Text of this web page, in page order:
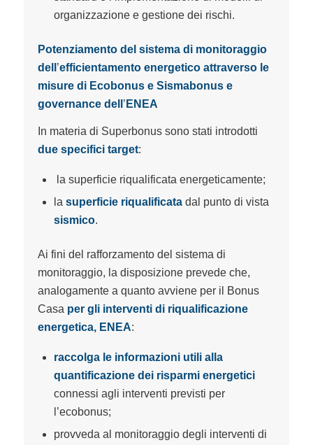
organizzazione e gestione dei rischi.
Potenziamento del sistema di monitoraggio
dell ’efficientamento energetico attraverso le
misure di Ecobonus e Sismabonus e
governance dell ’ ENEA
In materia di Superbonus sono stati introdotti
due specifici target:
la superficie riqualificata energeticamente;
la superficie riqualificata dal punto di vista
sismico.
Ai fini del rafforzamento del sistema di
monitoraggio, la disposizione prevede che,
analogamente a quanto avviene per il Bonus
Casa per gli interventi di riqualificazione
energetica, ENEA:
raccolga le informazioni utili alla
quantificazione dei risparmi energetici
connessi agli interventi previsti per
l’ecobonus;
provveda al monitoraggio degli interventi di